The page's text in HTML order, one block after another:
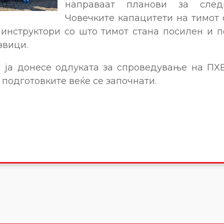
направаат планови за
Човечките капацитети на тимот
со што тимот стана посилен и
донесе одлуката за спроведување на
веќе се започнати.